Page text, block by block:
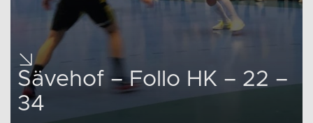
Sävehof – Follo HK – 22 –
34